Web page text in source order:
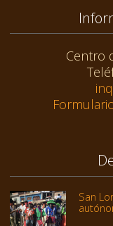
Centro
San